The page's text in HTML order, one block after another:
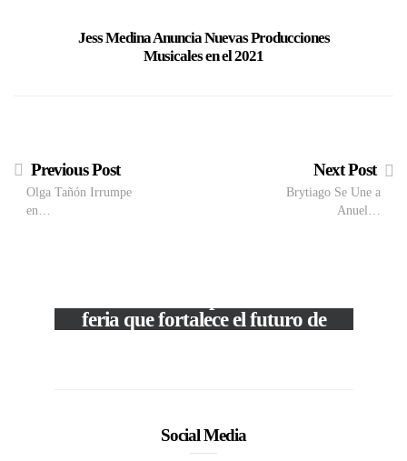
Jess Medina Anuncia Nuevas Producciones
Musicales en el 2021
Previous Post
Olga Tañón Irrumpe
en…
Next Post
Brytiago Se Une a
Anuel…
feria que fortalece el futuro de
Social Media